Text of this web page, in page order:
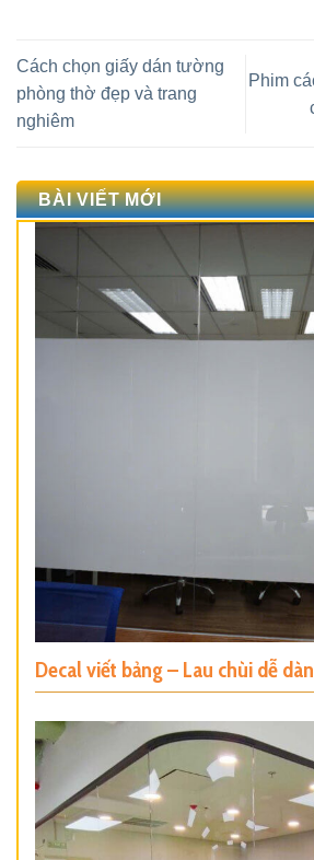
Cách chọn giấy dán tường
phòng thờ đẹp và trang
nghiêm
Phim
BÀI VIẾT MỚI
Decal viết bảng – Lau chùi dễ